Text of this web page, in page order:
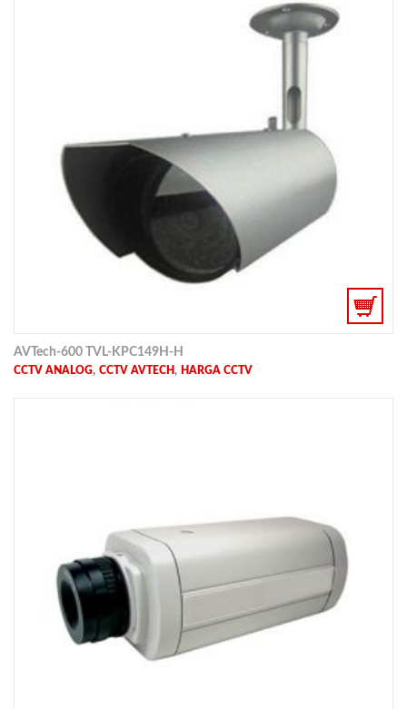
AVTech-600 TVL-KPC149H-H
CCTV ANALOG, CCTV AVTECH , HARGA CCTV